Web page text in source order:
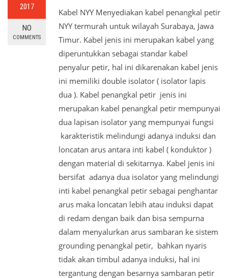
2017
NO
COMMENTS
Kabel NYY Menyediakan kabel penangkal petir
NYY termurah untuk wilayah Surabaya, Jawa
Timur. Kabel jenis ini merupakan kabel yang
diperuntukkan sebagai standar kabel
penyalur petir, hal ini dikarenakan kabel jenis
ini memiliki double isolator ( isolator lapis
dua ). Kabel penangkal petir jenis ini
merupakan kabel penangkal petir mempunyai
dua lapisan isolator yang mempunyai fungsi
karakteristik melindungi adanya induksi dan
loncatan arus antara inti kabel ( konduktor )
dengan material di sekitarnya. Kabel jenis ini
bersifat adanya dua isolator yang melindungi
inti kabel penangkal petir sebagai penghantar
arus maka loncatan lebih atau induksi dapat
di redam dengan baik dan bisa sempurna
dalam menyalurkan arus sambaran ke sistem
grounding penangkal petir, bahkan nyaris
tidak akan timbul adanya induksi, hal ini
tergantung dengan besarnya sambaran petir